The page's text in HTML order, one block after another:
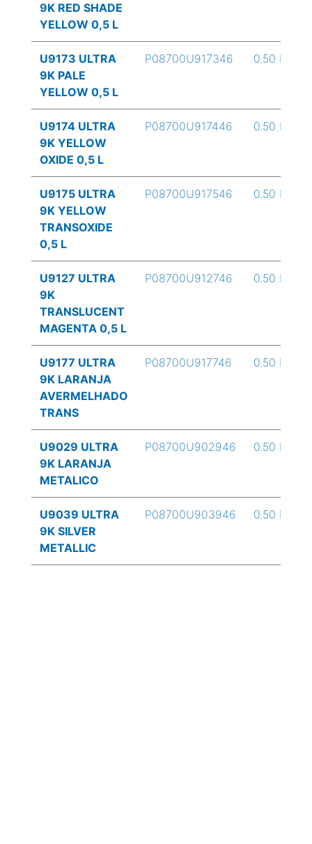
9K RED SHADE
YELLOW 0,5 L
U9173 ULTRA
9K PALE
YELLOW 0,5 L
P08700U917346 0.50 L
U9174 ULTRA
9K YELLOW
OXIDE 0,5 L
P08700U917446 0.50 L
U9175 ULTRA
9K YELLOW
TRANSOXIDE
0,5 L
P08700U917546 0.50 L
U9127 ULTRA
9K
TRANSLUCENT
MAGENTA 0,5 L
P08700U912746 0.50 L
U9177 ULTRA
9K LARANJA
AVERMELHADO
TRANS
P08700U917746 0.50 L
U9029 ULTRA
9K LARANJA
METALICO
P08700U902946 0.50 L
U9039 ULTRA
9K SILVER
METALLIC
P08700U903946 0.50 L